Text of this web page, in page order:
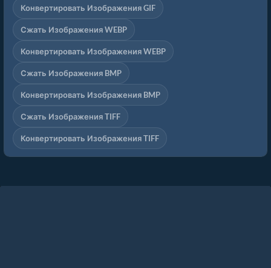
Конвертировать Изображения GIF
Сжать Изображения WEBP
Конвертировать Изображения WEBP
Сжать Изображения BMP
Конвертировать Изображения BMP
Сжать Изображения TIFF
Конвертировать Изображения TIFF